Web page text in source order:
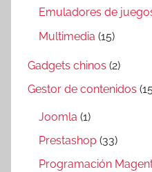
Emuladores de
Multimedia (15)
Gadgets chinos (2)
Gestor de contenidos
Joomla (1)
Prestashop (33)
Programación